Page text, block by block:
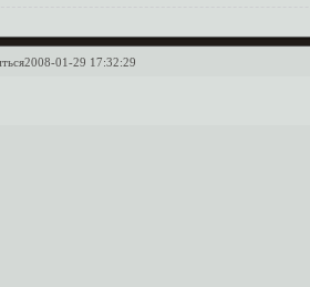
2008-01-29 17:32:29